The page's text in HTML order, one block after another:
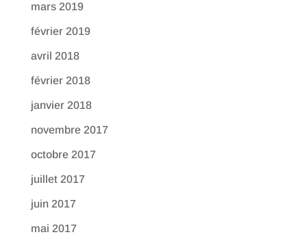
mars 2019
février 2019
avril 2018
février 2018
janvier 2018
novembre 2017
octobre 2017
juillet 2017
juin 2017
mai 2017